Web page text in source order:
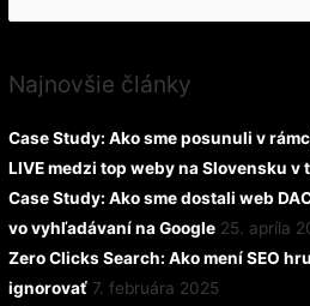
Najnovšie články
Case Study: Ako sme posunuli v
LIVE medzi top weby na Slovensku v
Case Study: Ako sme dostali web
vo vyhľadávaní na Google 25. apríla
Zero Clicks Search: Ako mení SEO
ignorovať 7. februára 2025